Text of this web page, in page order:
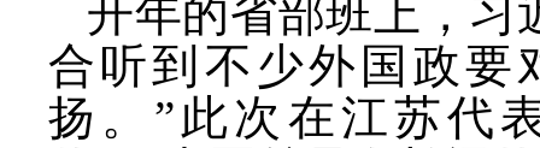
开年的省部班上，习
合听到不少外国政要
扬。”此次在江苏代